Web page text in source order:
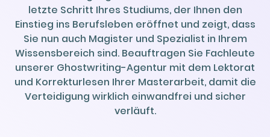
letzte Schritt Ihres Studiums, der Ihnen den
Einstieg ins Berufsleben eröffnet und zeigt, dass
Sie nun auch Magister und Spezialist in Ihrem
Wissensbereich sind. Beauftragen Sie Fachleute
unserer Ghostwriting-Agentur mit dem Lektorat
und Korrekturlesen Ihrer Masterarbeit, damit die
Verteidigung wirklich einwandfrei und sicher
verläuft.